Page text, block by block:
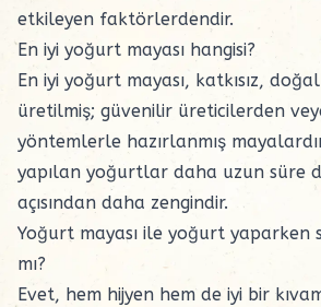
etkileyen faktörlerdendir.
En iyi yoğurt mayası hangisi?
En iyi yoğurt mayası, katkısız,
üretilmiş; güvenilir üreticilerden
yöntemlerle hazırlanmış
yapılan yoğurtlar daha uzun süre
açısından daha zengindir.
Yoğurt mayası ile yoğurt yaparken
mı?
Evet, hem hijyen hem de iyi bir